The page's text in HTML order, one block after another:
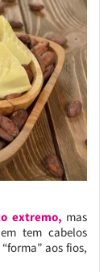
extremo, mas
tem cabelos
aos fios,